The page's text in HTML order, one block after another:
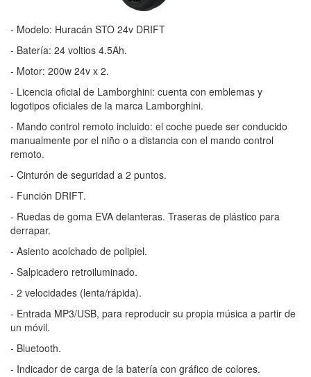
- Modelo: Huracán STO 24v DRIFT
- Batería: 24 voltios 4.5Ah.
- Motor: 200w 24v x 2.
- Licencia oficial de Lamborghini: cuenta con emblemas y
logotipos oficiales de la marca Lamborghini.
- Mando control remoto incluido: el coche puede ser conducido
manualmente por el niño o a distancia con el mando control
remoto.
- Cinturón de seguridad a 2 puntos.
- Función DRIFT.
- Ruedas de goma EVA delanteras. Traseras de plástico para
derrapar.
- Asiento acolchado de polipiel.
- Salpicadero retroiluminado.
- 2 velocidades (lenta/rápida).
- Entrada MP3/USB, para reproducir su propia música a partir de
un móvil.
- Bluetooth.
- Indicador de carga de la batería con gráfico de colores.